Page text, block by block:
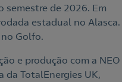
de 2026. Em
estadual no Alasca.
Golfo.
e produção com a NEO
da TotalEnergies UK,